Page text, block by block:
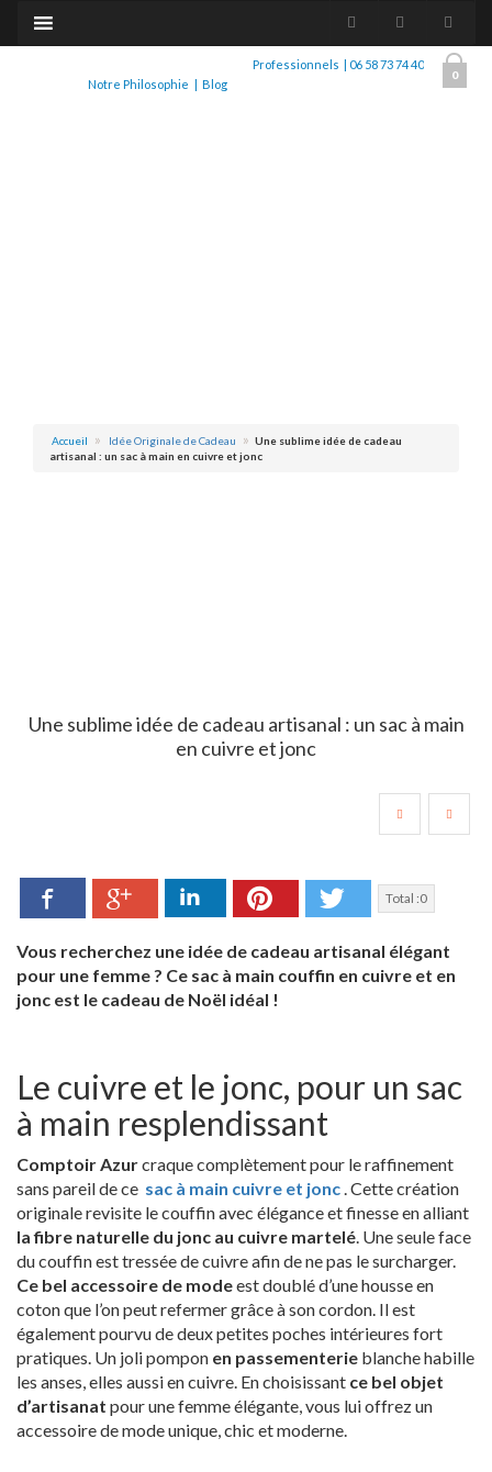
0
Notre Philosophie | Blog
Professionnels | 06 58 73 74 40
Accueil Idée Originale de Cadeau
Une sublime idée de cadeau
artisanal : un sac à main en cuivre et jonc
Une sublime idée de cadeau artisanal : un sac à main
en cuivre et jonc
Facebook Google+ LinkedIn Pinterest Twitter
Total :0
Vous recherchez une idée de cadeau artisanal élégant
pour une femme ? Ce sac à main couffin en cuivre et en
jonc est le cadeau de Noël idéal !
Le cuivre et le jonc, pour un sac
à main resplendissant
Comptoir Azurcraque complètement pour le raffinement
sans pareil de ce sac à main cuivre et jonc. Cette création
originale revisite le couffin avec élégance et finesse en alliant
la fibre naturelle du jonc au cuivre martelé. Une seule face
du couffin est tressée de cuivre afin de ne pas le surcharger.
Ce bel accessoire de modeest doublé d’une housse en
coton que l’on peut refermer grâce à son cordon. Il est
également pourvu de deux petites poches intérieures fort
pratiques. Un joli pompon en passementerie blanche habille
les anses, elles aussi en cuivre. En choisissant ce bel objet
d’artisanat pour une femme élégante, vous lui offrez un
accessoire de mode unique, chic et moderne.